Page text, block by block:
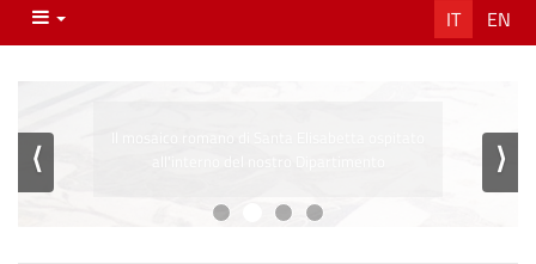
Menu IT EN
⟨ ⟩